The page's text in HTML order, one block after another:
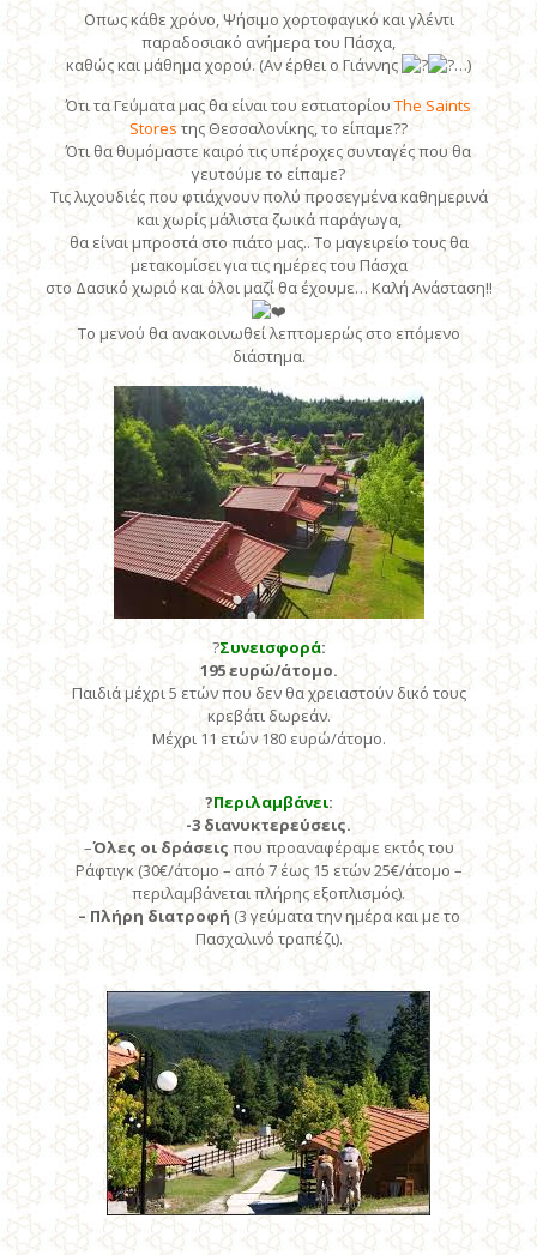
Οπως κάθε χρόνο, Ψήσιμο χορτοφαγικό και γλέντι
παραδοσιακό ανήμερα του Πάσχα,
καθώς και μάθημα χορού. (Αν έρθει ο Γιάννης
…)
Ότι τα Γεύματα μας θα είναι του εστιατορίουThe Saints
Stores της Θεσσαλονίκης, το είπαμε??
Ότι θα θυμόμαστε καιρό τις υπέροχες συνταγές που θα
γευτούμε το είπαμε?
Τις λιχουδιές που φτιάχνουν πολύ προσεγμένα καθημερινά
και χωρίς μάλιστα ζωικά παράγωγα,
θα είναι μπροστά στο πιάτο μας.. Το μαγειρείο τους θα
μετακομίσει για τις ημέρες του Πάσχα
στο Δασικό χωριό και όλοι μαζί θα έχουμε… Καλή Ανάσταση!!
Το μενού θα ανακοινωθεί λεπτομερώς στο επόμενο
διάστημα.
?Συνεισφορά:
195 ευρώ/άτομο.
Παιδιά μέχρι 5 ετών που δεν θα χρειαστούν δικό τους
κρεβάτι δωρεάν.
Μέχρι 11 ετών 180 ευρώ/άτομο.
?Περιλαμβάνει:
-3 διανυκτερεύσεις.
–Όλες οι δράσεις που προαναφέραμε εκτός του
Ράφτιγκ (30€/άτομο – από 7 έως 15 ετών 25€/άτομο –
περιλαμβάνεται πλήρης εξοπλισμός).
– Πλήρη διατροφή(3 γεύματα την ημέρα και με το
Πασχαλινό τραπέζι).